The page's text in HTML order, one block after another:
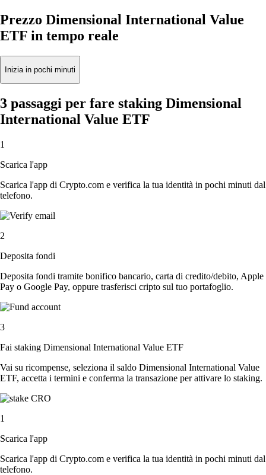
Prezzo Dimensional International Value
ETF in tempo reale
Inizia in pochi minuti
3 passaggi per fare staking Dimensional
International Value ETF
1
Scarica l'app
Scarica l'app di Crypto.com e verifica la tua identità in pochi minuti dal
telefono.
2
Deposita fondi
Deposita fondi tramite bonifico bancario, carta di credito/debito, Apple
Pay o Google Pay, oppure trasferisci cripto sul tuo portafoglio.
3
Fai staking Dimensional International Value ETF
Vai su ricompense, seleziona il saldo Dimensional International Value
ETF, accetta i termini e conferma la transazione per attivare lo staking.
1
Scarica l'app
Scarica l'app di Crypto.com e verifica la tua identità in pochi minuti dal
telefono.